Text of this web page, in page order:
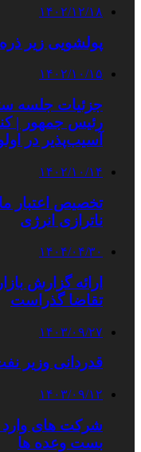
۱۴۰۲/۱۲/۱۸
پولشویی زیر
۱۴۰۲/۱۰/۱۵
جزئیات جلسه
رئیس جمهور |
آسیب‌پذیر در
۱۴۰۲/۱۰/۱۴
تخصیص اعتبار
ناترازی انرژی
۱۴۰۴/۰۴/۳۰
ارائه گزارش‌
تقاضا گذراست
۱۴۰۳/۰۹/۲۷
قدردانی وزیر
۱۴۰۳/۰۹/۱۲
شرکت های وارد
بست وعده ها